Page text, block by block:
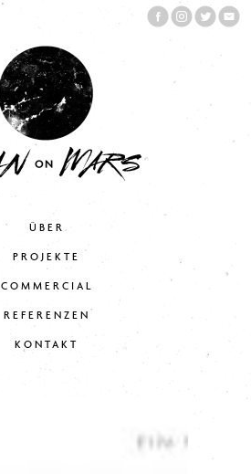
ÜBER
PROJEKTE
COMMERCIAL
REFERENZEN
KONTAKT